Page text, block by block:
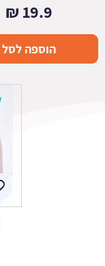
19.9
₪
הוספה לסל